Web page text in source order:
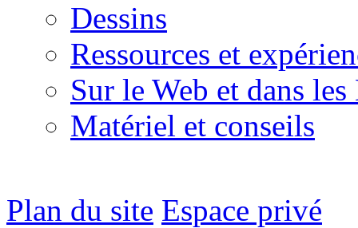
Dessins
Ressources et
Sur le Web et dans
Matériel et conseils
Plan du site Espace privé